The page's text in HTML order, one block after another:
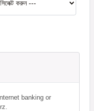
banking or